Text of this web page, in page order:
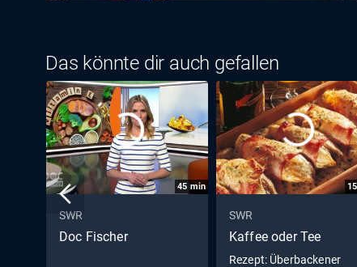
Das könnte dir auch gefallen
45 min
SWR
Doc Fischer
15
SWR
Kaffee oder Tee
Rezept: Überbackener